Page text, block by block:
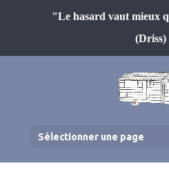
"Le hasard vaut mieux
(Driss)
Sélectionner une page